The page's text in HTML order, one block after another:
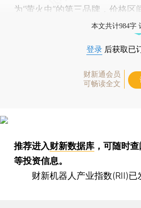
为“萤火虫”的第三品牌，价格区
本文共计984字
登录 后获取已
财新通会员
可畅读全文
推荐进入财新数据库 ，可随时
等投资信息。
财新机器人产业指数(RII)已